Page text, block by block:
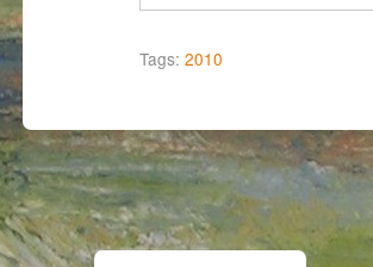
Tags: 2010
Post
navigation